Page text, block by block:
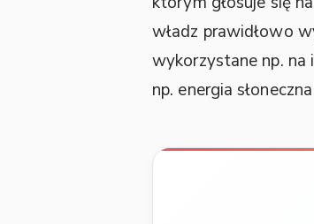
władz prawidłowo
wykorzystane np.
np. energia